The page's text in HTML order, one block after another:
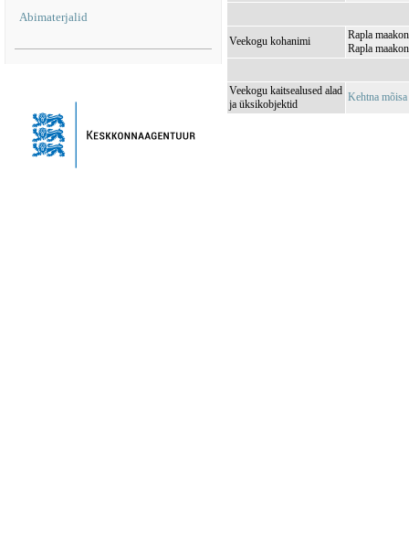
Abimaterjalid
Veekogu kohanimi
Rapla
Rapla
Veekogu kaitsealused alad
ja üksikobjektid
Kehtna